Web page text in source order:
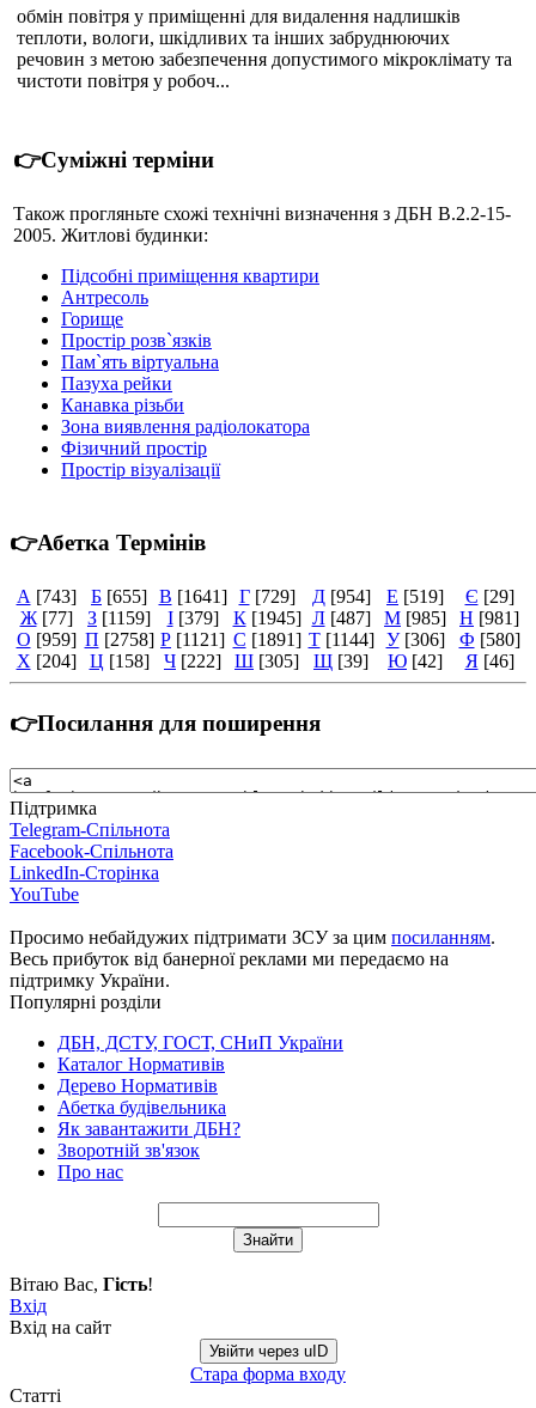
обмін повітря у приміщенні для видалення надлишків
теплоти, вологи, шкідливих та інших забруднюючих
речовин з метою забезпечення допустимого мікроклімату та
чистоти повітря у робоч...
👉Суміжні терміни
Також прогляньте схожі технічні визначення з ДБН В.2.2-15-
2005. Житлові будинки:
Підсобні приміщення квартири
Антресоль
Горище
Простір розв`язків
Пам`ять віртуальна
Пазуха рейки
Канавка різьби
Зона виявлення радіолокатора
Фізичний простір
Простір візуалізації
👉Абетка Термінів
А [743] Б [655] В [1641] Г [729] Д [954] Е [519] Є [29]
Ж [77] З [1159] І [379] К [1945] Л [487] М [985] Н [981]
О [959] П [2758] Р [1121] С [1891] Т [1144] У [306] Ф [580]
Х [204] Ц [158] Ч [222] Ш [305] Щ [39] Ю [42] Я [46]
👉Посилання для поширення
Підтримка
Telegram-Спільнота
Facebook-Спільнота
LinkedIn-Сторінка
YouTube
Просимо небайдужих підтримати ЗСУ за цим посиланням.
Весь прибуток від банерної реклами ми передаємо на
підтримку України.
Популярні розділи
ДБН, ДСТУ, ГОСТ, СНиП України
Каталог Нормативів
Дерево Нормативів
Абетка будівельника
Як завантажити ДБН?
Зворотній зв'язок
Про нас
Вітаю Вас, Гість!
Вхід
Вхід на сайт
Увійти через uID
Стара форма входу
Статті